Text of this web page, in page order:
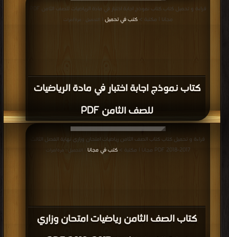
كتاب نموذج اجابة اختبار في مادة الرياضيات
للصف الثامن PDF
مجانا | مكتبة >كتب في تحميل | التحميل : مرة/مرات
كتاب الصف الثامن رياضيات امتحان وزاري
قراءة و تحميل كتاب كتاب الصف الثامن رياضيات امتحان وزاري نهاية الفصل الثالث
2017-2018 PDF مجانا | مكتبة >
كتب في مجانا | التحميل : مرة/مرات